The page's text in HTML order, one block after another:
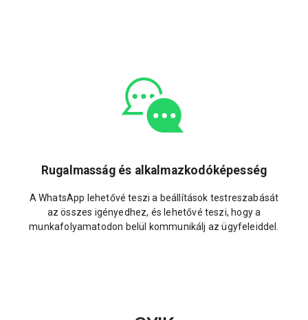
Rugalmasság és alkalmazkodóképesség
A WhatsApp lehetővé teszi a beállítások testreszabását
az összes igényedhez, és lehetővé teszi, hogy a
munkafolyamatodon belül kommunikálj az ügyfeleiddel.